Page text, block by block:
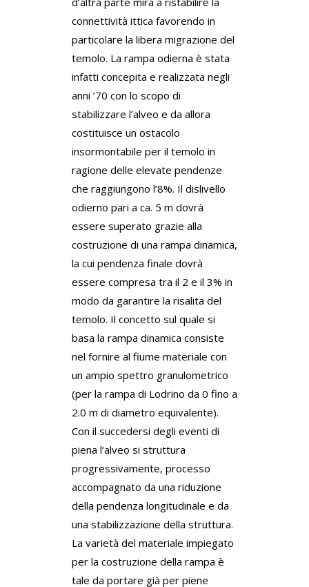
connettività ittica favorendo in
particolare la libera migrazione del
temolo. La rampa odierna è stata
infatti concepita e realizzata negli
anni ’70 con lo scopo di
stabilizzare l’alveo e da allora
costituisce un ostacolo
insormontabile per il temolo in
ragione delle elevate pendenze
che raggiungono l’8%. Il dislivello
odierno pari a ca. 5 m dovrà
essere superato grazie alla
costruzione di una rampa dinamica,
la cui pendenza finale dovrà
essere compresa tra il 2 e il 3% in
modo da garantire la risalita del
temolo. Il concetto sul quale si
basa la rampa dinamica consiste
nel fornire al fiume materiale con
un ampio spettro granulometrico
(per la rampa di Lodrino da 0 fino a
2.0 m di diametro equivalente).
Con il succedersi degli eventi di
piena l’alveo si struttura
progressivamente, processo
accompagnato da una riduzione
della pendenza longitudinale e da
una stabilizzazione della struttura.
La varietà del materiale impiegato
per la costruzione della rampa è
tale da portare già per piene